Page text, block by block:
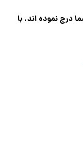
درج نموده اند. با